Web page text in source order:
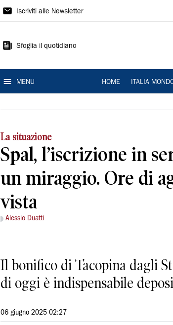
La
Ferrara
Iscriviti alle Newsletter
Sfoglia il quotidiano
MENU HOME ITALIA
La situazione
Spal, l’iscrizione in
un miraggio. Ore di
vista
Alessio Duatti
Il bonifico di Tacopina dagli
di oggi è indispensabile
06 giugno 2025 02:27